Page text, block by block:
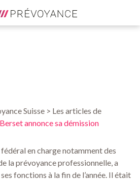
Suisse > Les articles de
annonce sa démission
en charge notamment des
la prévoyance professionnelle, a
fonctions à la fin de l’année. Il était
cookies